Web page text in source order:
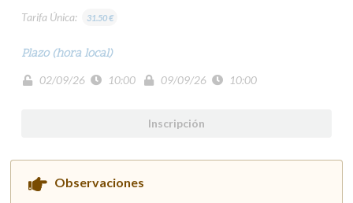
Tarifa Única: 31.50 €
Plazo (hora local)
02/09/26 10:00 09/09/26 10:00
Inscripción
Observaciones